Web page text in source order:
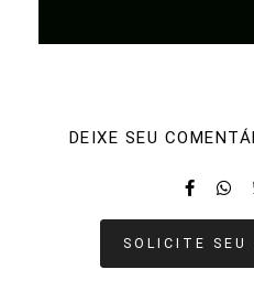
DEIXE SEU
SOLICITE SEU